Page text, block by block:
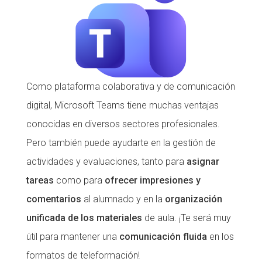
Como plataforma colaborativa y de comunicación
digital, Microsoft Teams tiene muchas ventajas
conocidas en diversos sectores profesionales.
Pero también puede ayudarte en la gestión de
actividades y evaluaciones, tanto para asignar
tareas como para ofrecer impresiones y
comentarios al alumnado y en la organización
unificada de los materiales de aula. ¡Te será muy
útil para mantener una comunicación fluida en los
formatos de teleformación!